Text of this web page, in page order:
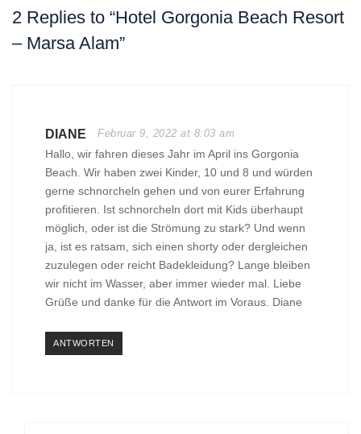
2 Replies to “Hotel Gorgonia Beach Resort
– Marsa Alam”
DIANE Februar 9, 2022 at 8:03 am
Hallo, wir fahren dieses Jahr im April ins Gorgonia
Beach. Wir haben zwei Kinder, 10 und 8 und würden
gerne schnorcheln gehen und von eurer Erfahrung
profitieren. Ist schnorcheln dort mit Kids überhaupt
möglich, oder ist die Strömung zu stark? Und wenn
ja, ist es ratsam, sich einen shorty oder dergleichen
zuzulegen oder reicht Badekleidung? Lange bleiben
wir nicht im Wasser, aber immer wieder mal. Liebe
Grüße und danke für die Antwort im Voraus. Diane
ANTWORTEN